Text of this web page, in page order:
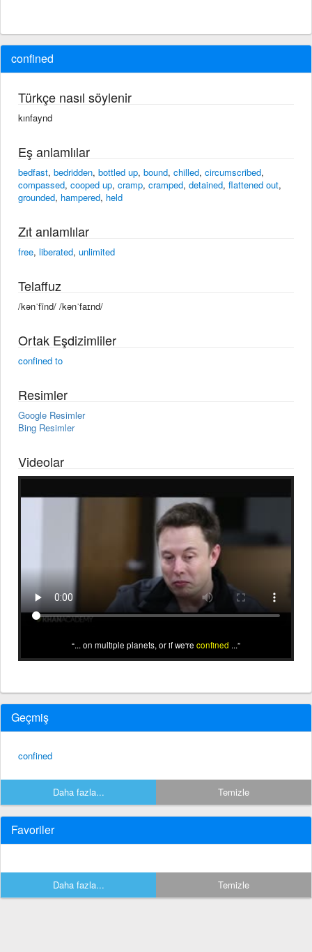
confined
Türkçe nasıl söylenir
kınfaynd
Eş anlamlılar
bedfast, bedridden, bottled up, bound, chilled, circumscribed,
compassed, cooped up, cramp, cramped, detained, flattened out,
grounded, hampered, held
Zıt anlamlılar
free, liberated, unlimited
Telaffuz
/kənˈfīnd/ /kənˈfaɪnd/
Ortak Eşdizimliler
confined to
Resimler
Google Resimler
Bing Resimler
Videolar
... on multiple planets, or if we're confined ...
Geçmiş
confined
Daha fazla... Temizle
Favoriler
Daha fazla... Temizle